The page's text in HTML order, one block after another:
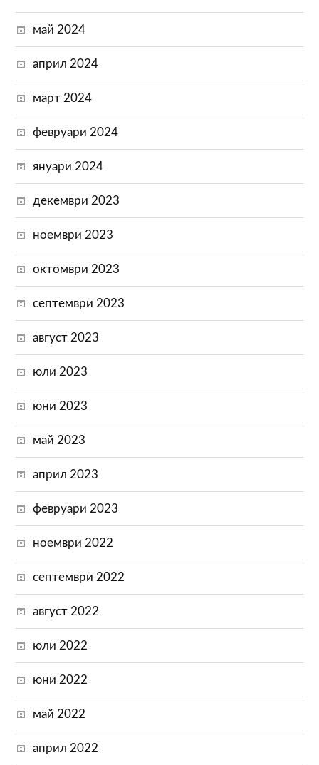
май 2024
април 2024
март 2024
февруари 2024
януари 2024
декември 2023
ноември 2023
октомври 2023
септември 2023
август 2023
юли 2023
юни 2023
май 2023
април 2023
февруари 2023
ноември 2022
септември 2022
август 2022
юли 2022
юни 2022
май 2022
април 2022